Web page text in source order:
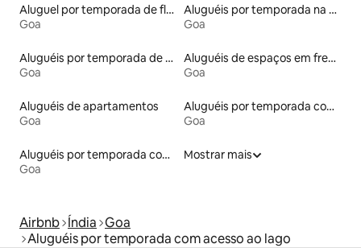
Aluguel por temporada de flats
Goa
Aluguéis por temporada na orla
Goa
Aluguéis por temporada de acomodações de luxo
Goa
Aluguéis de espaços em frente à praia
Goa
Aluguéis de apartamentos
Goa
Aluguéis por temporada com acesso à praia
Goa
Aluguéis por temporada com suítes privativas
Goa
Mostrar mais
Airbnb Índia Goa
Aluguéis por temporada com acesso ao lago